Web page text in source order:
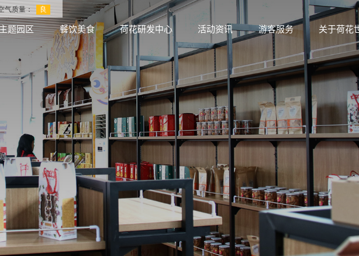
题园区 餐饮美食 荷花研发中心 活动资讯 游客服务 关于荷花